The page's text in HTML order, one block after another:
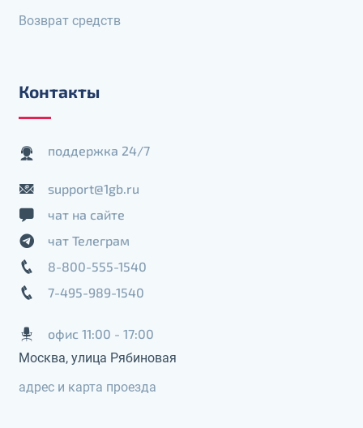
Возврат средств
Контакты
поддержка 24/7
support@1gb.ru
чат на сайте
чат Телеграм
8-800-555-1540
7-495-989-1540
офис 11:00 - 17:00
Москва, улица Рябиновая
адрес и карта проезда